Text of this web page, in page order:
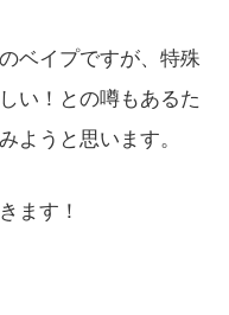
ベイプですが、特殊
い！との噂もあるた
ようと思います。
ます！